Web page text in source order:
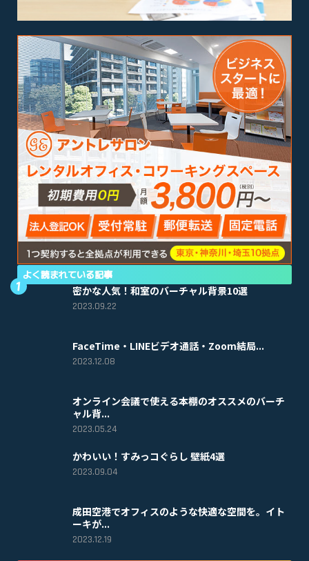
よく読まれている記事
密かな人気！和室のバーチャル背景10選
2023.09.22
FaceTime・LINEビデオ通話・Zoom結局...
2023.12.08
オンライン会議で使える本棚のオススメのバーチ
ャル背...
2023.05.24
かわいい！すみっコぐらし 壁紙4選
2023.09.04
成田空港でオフィスのような快適な空間を。イト
ーキが...
2023.12.19